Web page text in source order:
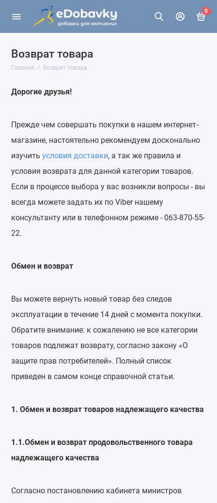
0
Возврат товара
Главная Возврат товара
Дорогие друзья!
Прежде чем совершать покупки в нашем интернет-
магазине, настоятельно рекомендуем досконально
изучить условия доставки, а так же правила и
условия возврата для данной категории товаров.
Если в процессе выбора у вас возникли вопросы - вы
всегда можете задать их по Viber нашему
консультанту или в телефонном режиме - 063-870-55-
22.
Обмен и возврат
Вы можете вернуть новый товар без следов
эксплуатации в течение 14 дней с момента покупки.
Обратите внимание: к сожалению не все категории
товаров подлежат возврату, согласно закону «О
защите прав потребителей». Полный список
приведен в самом конце справочной статьи.
1. Обмен и возврат товаров надлежащего качества
1.1.Обмен и возврат продовольственного товара
надлежащего качества
Согласно постановлению кабинета министров